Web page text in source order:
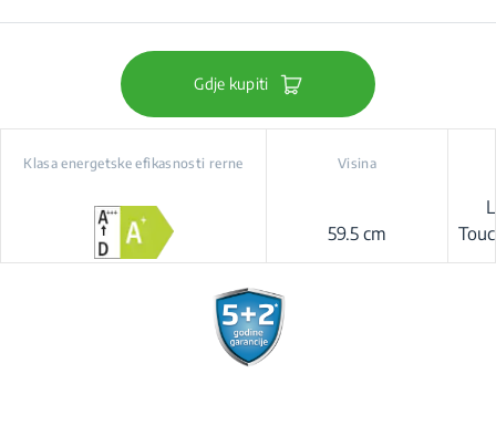
Gdje kupiti
Klasa energetske efikasnosti rerne Visina
59.5 cm